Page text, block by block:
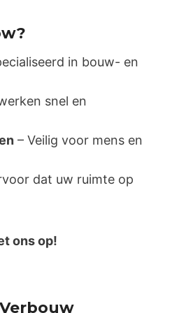
in bouw- en
snel en
– Veilig voor mens en
dat uw ruimte op
ons op!